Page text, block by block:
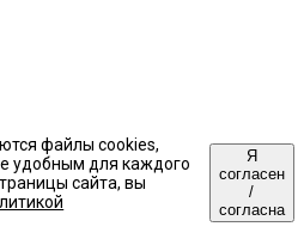
файлы cookies,
удобным для каждого
сайта, вы
Я
согласен
/
согласна